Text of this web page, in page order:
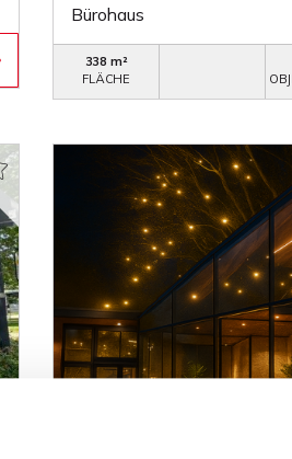
Bürohaus
338 m²
FLÄCHE